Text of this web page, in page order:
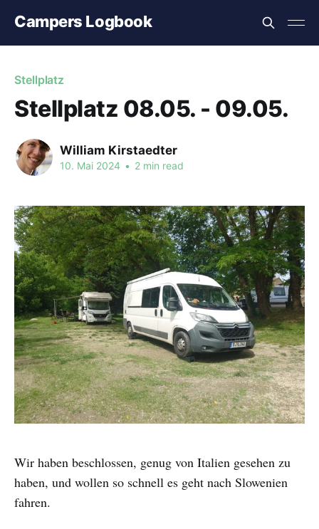
Campers Logbook
Stellplatz
Stellplatz 08.05. - 09.05.
William Kirstaedter
10. Mai 2024 • 2 min read
Wir haben beschlossen, genug von Italien gesehen zu
haben, und wollen so schnell es geht nach Slowenien
fahren.